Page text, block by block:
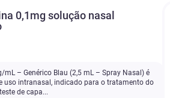
0,1mg solução nasal
– Genérico Blau (2,5 mL – Spray Nasal) é
uso intranasal, indicado para o tratamento do
de capa...